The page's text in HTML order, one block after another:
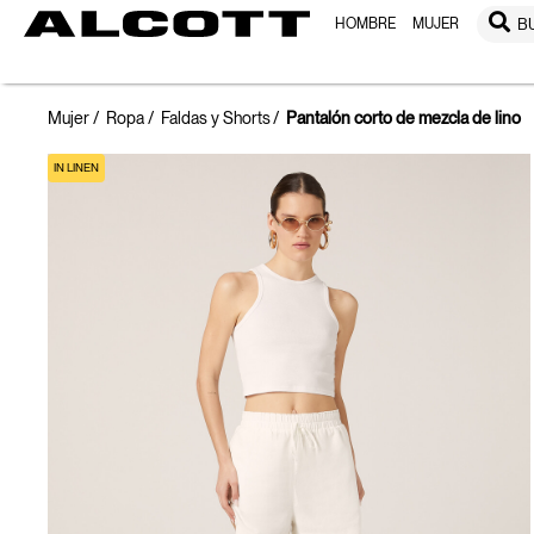
HOMBRE MUJER
Mujer Ropa Faldas y Shorts Pantalón corto de mezcla de lino
IN LINEN